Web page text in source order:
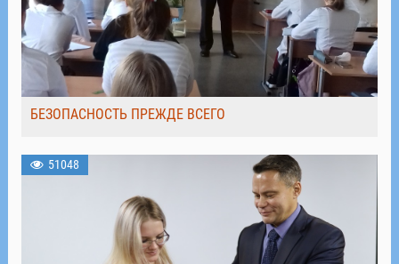
БЕЗОПАСНОСТЬ ПРЕЖДЕ ВСЕГО
51048